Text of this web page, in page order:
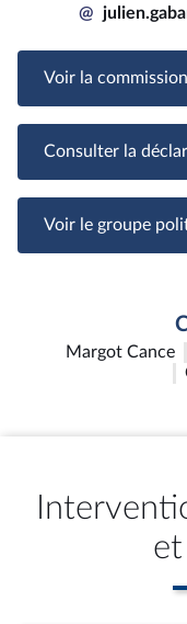
@
Voir la commission
Consulter la
Voir le groupe
Margot Cance
et